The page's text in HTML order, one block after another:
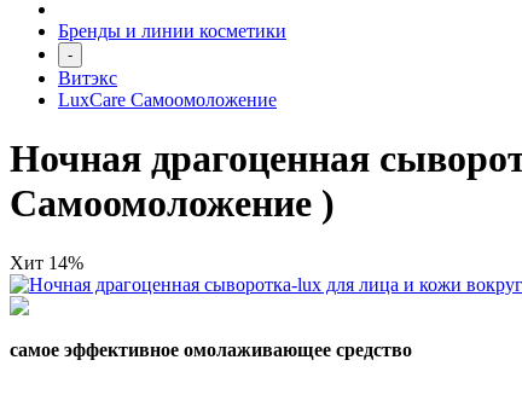
Бренды и линии косметики
-
Витэкс
LuxCare Самоомоложение
Ночная драгоценная
Самоомоложение )
Хит 14%
самое эффективное омолаживающее средство